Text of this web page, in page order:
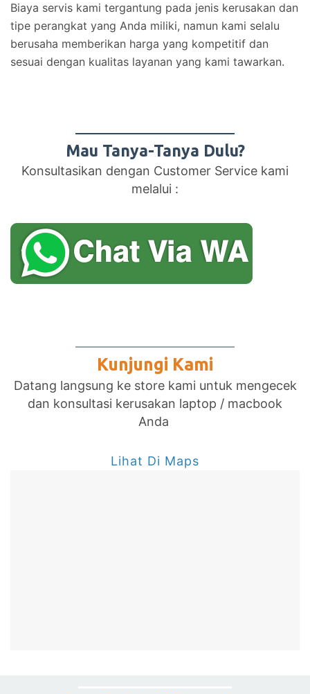
Biaya servis kami tergantung pada jenis kerusakan dan
tipe perangkat yang Anda miliki, namun kami selalu
berusaha memberikan harga yang kompetitif dan
sesuai dengan kualitas layanan yang kami tawarkan.
Mau Tanya-Tanya Dulu?
Konsultasikan dengan Customer Service kami
melalui :
Kunjungi Kami
Datang langsung ke store kami untuk mengecek
dan konsultasi kerusakan laptop / macbook
Anda
Lihat Di Maps